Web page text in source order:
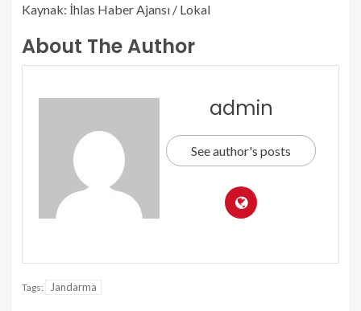
Kaynak: İhlas Haber Ajansı / Lokal
About The Author
admin
See author's posts
Tags: Jandarma